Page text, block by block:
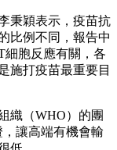
秉穎表示，疫苗抗
比例不同，報告中
細胞反應有關，各
施打疫苗最重要目
織（WHO）的團
讓高端有機會輸